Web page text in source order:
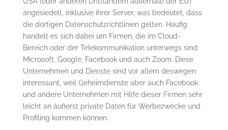
angesiedelt, inklusive ihrer Server, was bedeutet, dass
die dortigen Datenschutzrichtlinien gelten. Häufig
handelt es sich dabei um Firmen, die im Cloud-
Bereich oder der Telekommunikation unterwegs sind:
Microsoft, Google, Facebook und auch Zoom. Diese
Unternehmen und Dienste sind vor allem deswegen
interessant, weil Geheimdienste aber auch Facebook
und andere Unternehmen mit Hilfe dieser Firmen sehr
leicht an äußerst private Daten für Werbezwecke und
Profiling kommen können.